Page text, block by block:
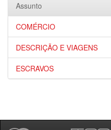
Assunto
COMÉRCIO
DESCRIÇÃO E VIAGENS
ESCRAVOS